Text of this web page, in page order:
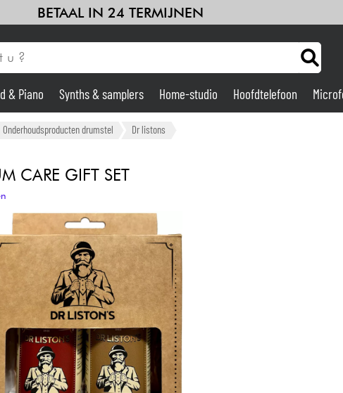
BETAAL IN 24 TERMIJNEN
Versterker & Effecten
Home-studio
Drums & percussie
Kinderen
Sets
& Piano Synths & samplers Home-studio Hoofdtelefoon
Onderhoudsproducten drumstel Dr listons
CARE GIFT SET